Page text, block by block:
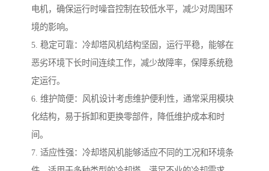
电机，确保运行时噪音控制在较低水平，减少对周围环
境的影响。
5. 稳定可靠：冷却塔风机结构坚固，运行平稳，能够在
恶劣环境下长时间连续工作，减少故障率，保障系统稳
定运行。
6. 维护简便：风机设计考虑维护便利性，通常采用模块
化结构，易于拆卸和更换零部件，降低维护成本和时
间。
7. 适应性强：冷却塔风机能够适应不同的工况和环境条